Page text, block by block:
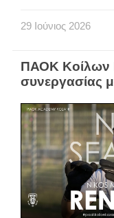
29 Ιούνιος 2026
ΠΑΟΚ Κοίλων
συνεργασίας